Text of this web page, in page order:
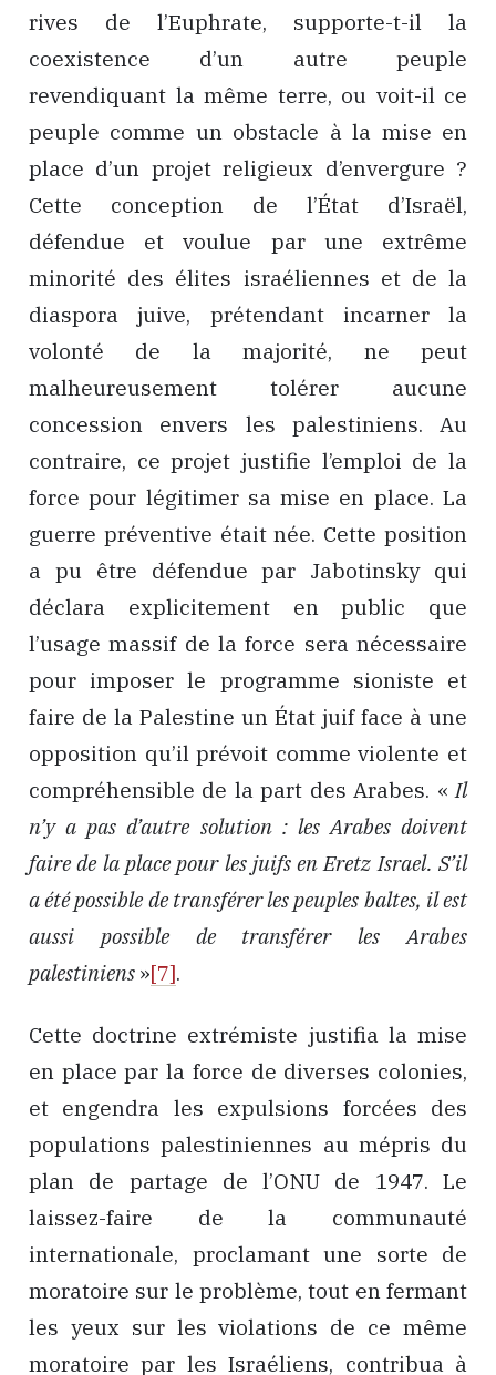
rives de l’Euphrate, supporte-t-il la
coexistence d’un autre peuple
revendiquant la même terre, ou voit-il ce
peuple comme un obstacle à la mise en
place d’un projet religieux d’envergure ?
Cette conception de l’État d’Israël,
défendue et voulue par une extrême
minorité des élites israéliennes et de la
diaspora juive, prétendant incarner la
volonté de la majorité, ne peut
malheureusement tolérer aucune
concession envers les palestiniens. Au
contraire, ce projet justifie l’emploi de la
force pour légitimer sa mise en place. La
guerre préventive était née. Cette position
a pu être défendue par Jabotinsky qui
déclara explicitement en public que
l’usage massif de la force sera nécessaire
pour imposer le programme sioniste et
faire de la Palestine un État juif face à une
opposition qu’il prévoit comme violente et
compréhensible de la part des Arabes. « Il
n’y a pas d’autre solution : les Arabes doivent
faire de la place pour les juifs en Eretz Israel. S’il
a été possible de transférer les peuples baltes, il est
aussi possible de transférer les Arabes
palestiniens »[7].
Cette doctrine extrémiste justifia la mise
en place par la force de diverses colonies,
et engendra les expulsions forcées des
populations palestiniennes au mépris du
plan de partage de l’ONU de 1947. Le
laissez-faire de la communauté
internationale, proclamant une sorte de
moratoire sur le problème, tout en fermant
les yeux sur les violations de ce même
moratoire par les Israéliens, contribua à